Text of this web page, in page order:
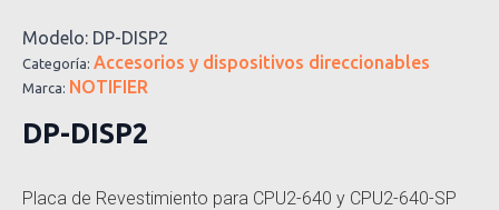
Modelo: DP-DISP2
Categoría: Accesorios y dispositivos direccionables
Marca: NOTIFIER
DP-DISP2
Placa de Revestimiento para CPU2-640 y CPU2-640-SP